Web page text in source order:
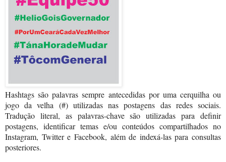
Hashtags são palavras sempre antecedidas por uma cerquilha ou
jogo da velha (#) utilizadas nas postagens das redes sociais.
Tradução literal, as palavras-chave são utilizadas para definir
postagens, identificar temas e/ou conteúdos compartilhados no
Instagram, Twitter e Facebook, além de indexá-las para consultas
posteriores.